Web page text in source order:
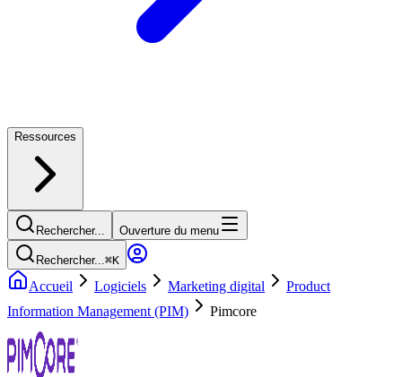
Ressources
Rechercher... Ouverture du menu
Rechercher...⌘K
Accueil Logiciels Marketing digital
Product
Information Management (PIM)
Pimcore